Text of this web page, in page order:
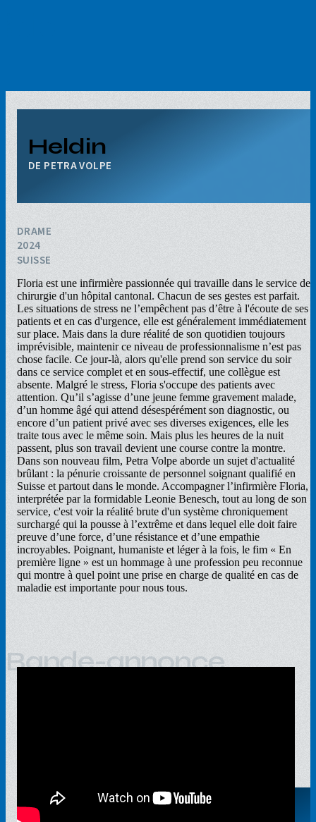
Heldin
PETRA VOLPE
DRAME
2024
SUISSE
Floria est une infirmière passionnée qui travaille dans le service de
chirurgie d'un hôpital cantonal. Chacun de ses gestes est parfait.
Les situations de stress ne l’empêchent pas d’être à l'écoute de ses
patients et en cas d'urgence, elle est généralement immédiatement
sur place. Mais dans la dure réalité de son quotidien toujours
imprévisible, maintenir ce niveau de professionnalisme n’est pas
chose facile. Ce jour-là, alors qu'elle prend son service du soir
dans ce service complet et en sous-effectif, une collègue est
absente. Malgré le stress, Floria s'occupe des patients avec
attention. Qu’il s’agisse d’une jeune femme gravement malade,
d’un homme âgé qui attend désespérément son diagnostic, ou
encore d’un patient privé avec ses diverses exigences, elle les
traite tous avec le même soin. Mais plus les heures de la nuit
passent, plus son travail devient une course contre la montre.
Dans son nouveau film, Petra Volpe aborde un sujet d'actualité
brûlant : la pénurie croissante de personnel soignant qualifié en
Suisse et partout dans le monde. Accompagner l’infirmière Floria,
interprétée par la formidable Leonie Benesch, tout au long de son
service, c'est voir la réalité brute d'un système chroniquement
surchargé qui la pousse à l’extrême et dans lequel elle doit faire
preuve d’une force, d’une résistance et d’une empathie
incroyables. Poignant, humaniste et léger à la fois, le fim « En
première ligne » est un hommage à une profession peu reconnue
qui montre à quel point une prise en charge de qualité en cas de
maladie est importante pour nous tous.
Bande-annonce